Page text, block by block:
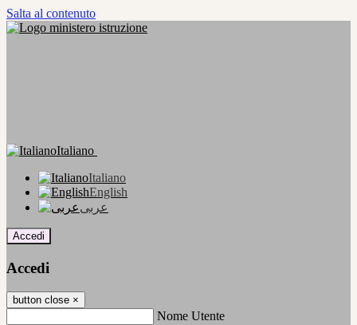
Salta al contenuto
Italiano
Italiano
English
عربى
Accedi
Accedi
button close ×
Nome Utente